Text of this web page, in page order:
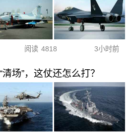
阅读 4818 3小时前
场”，这仗还怎么打？